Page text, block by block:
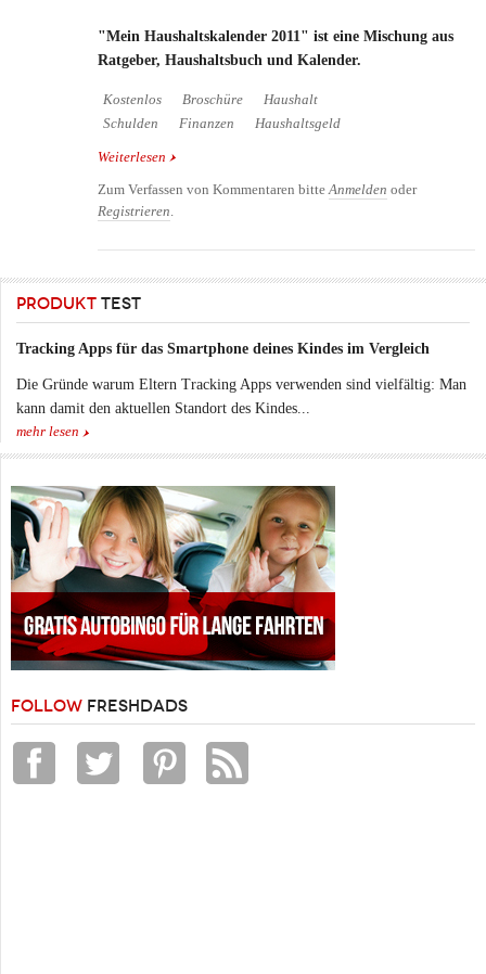
"Mein Haushaltskalender 2011" ist eine Mischung aus
Ratgeber, Haushaltsbuch und Kalender.
Kostenlos Broschüre
Haushalt
Schulden
Finanzen Haushaltsgeld
Weiterlesen über Kostenloser Ratgeber für Familien "Mein
Zum Verfassen von Kommentaren bitteAnmelden oder
Registrieren.
PRODUKT TEST
Tracking Apps für das Smartphone deines Kindes im Vergleich
Die Gründe warum Eltern Tracking Apps verwenden sind vielfältig: Man
kann damit den aktuellen Standort des Kindes...
mehr lesen
FOLLOW FRESHDADS